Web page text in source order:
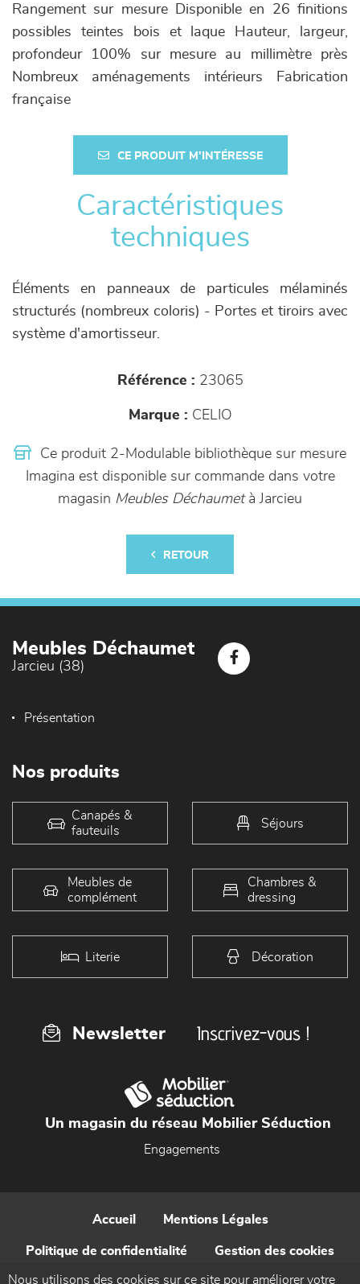
Rangement sur mesure Disponible en 26 finitions
possibles teintes bois et laque Hauteur, largeur,
profondeur 100% sur mesure au millimètre près
Nombreux aménagements intérieurs Fabrication
française
CE PRODUIT M'INTÉRESSE
Caractéristiques
techniques
Éléments en panneaux de particules mélaminés
structurés (nombreux coloris) - Portes et tiroirs avec
système d'amortisseur.
Référence : 23065
Marque : CELIO
Ce produit 2-Modulable bibliothèque sur mesure
Imagina est disponible sur commande dans votre
magasin Meubles Déchaumetà Jarcieu
RETOUR
Meubles Déchaumet
Jarcieu (38)
Présentation
Nos produits
Canapés &
fauteuils
Séjours
Meubles de
complément
Chambres &
dressing
Literie Décoration
Newsletter Inscrivez-vous !
Un magasin du réseau Mobilier Séduction
Engagements
Accueil Mentions Légales
Politique de confidentialité Gestion des cookies
Nous utilisons des cookies sur ce site pour améliorer votre